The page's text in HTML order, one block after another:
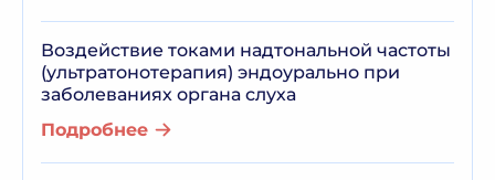
Воздействие токами надтональной частоты
(ультратонотерапия) эндоурально при
заболеваниях органа слуха
Подробнее